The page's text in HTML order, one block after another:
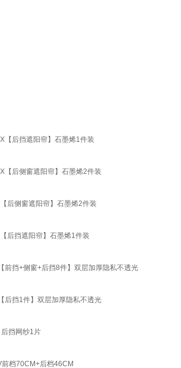
【后挡遮阳帘】石墨烯1件装
【后侧窗遮阳帘】石墨烯2件装
后侧窗遮阳帘】石墨烯2件装
后挡遮阳帘】石墨烯1件装
前挡+侧窗+后挡8件】双层加厚隐私不透光
后挡1件】双层加厚隐私不透光
挡网纱1片
档70CM+后档46CM